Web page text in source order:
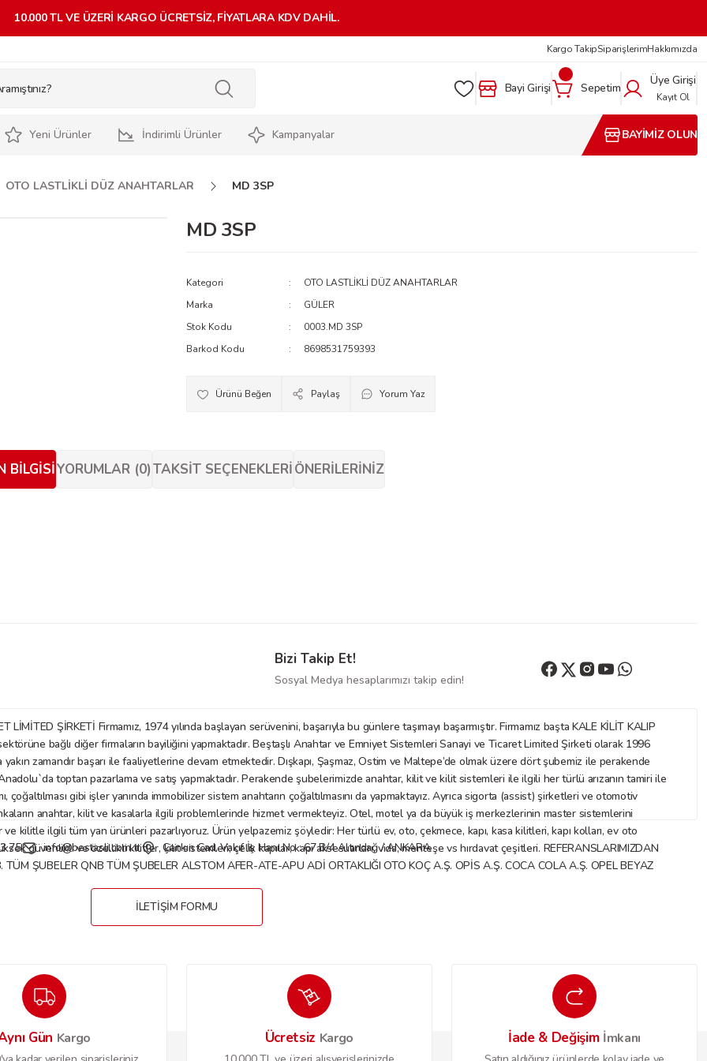
10.000 TL VE ÜZERİ KARGO ÜCRETSİZ, FİYATLARA KDV DAHİL.
Kargo TakipSiparişlerimHakkımızda
Bayi Girişi Sepetim
Üye Girişi
Kayıt Ol
Yeni Ürünler İndirimli Ürünler Kampanyalar BAYİMİZ OLUN
OTO LASTLİKLİ DÜZ ANAHTARLAR MD 3SP
MD 3SP
Kategori
OTO LASTLİKLİ DÜZ ANAHTARLAR
Marka
GÜLER
Stok Kodu
0003.MD 3SP
Barkod Kodu
8698531759393
Paylaş Yorum Yaz
BILGISIYORUMLAR (0)TAKSIT SEÇENEKLERIÖNERILERINIZ
Gönder
Bizi Takip Et!
Sosyal Medya hesaplarımızı takip edin!
ŞİRKETİ Firmamız, 1974 yılında başlayan serüvenini, başarıyla bu günlere taşımayı başarmıştır. Firmamız başta KALE KİLİT KALIP
bağlı diğer firmaların bayiliğini yapmaktadır. Beştaşlı Anahtar ve Emniyet Sistemleri Sanayi ve Ticaret Limited Şirketi olarak 1996
zamandır başarı ile faaliyetlerine devam etmektedir. Dışkapı, Şaşmaz, Ostim ve Maltepe’de olmak üzere dört şubemiz ile perakende
toptan pazarlama ve satış yapmaktadır. Perakende şubelerimizde anahtar, kilit ve kilit sistemleri ile ilgili her türlü arızanın tamiri ile
çoğaltılması gibi işler yanında immobilizer sistem anahtarın çoğaltılmasını da yapmaktayız. Ayrıca sigorta (assist) şirketleri ve otomotiv
anahtar, kilit ve kasalarla ilgili problemlerinde hizmet vermekteyiz. Otel, motel ya da büyük iş merkezlerinin master sistemlerini
kilitle ilgili tüm yan ürünleri pazarlıyoruz. Ürün yelpazemiz şöyledir: Her türlü ev, oto, çekmece, kapı, kasa kilitleri, kapı kolları, ev oto
güvenlikli ve özellikli kilitler, kilit sistemleri; çelik kapılar, kapı aksesuarları, vida, menteşe vs hırdavat çeşitleri. REFERANSLARIMIZDAN
ŞUBELER QNB TÜM ŞUBELER ALSTOM AFER-ATE-APU ADİ ORTAKLIĞI OTO KOÇ A.Ş. OPİS A.Ş. COCA COLA A.Ş. OPEL BEYAZ
75 info@bestasli.com.tr Çankırı Cad. Vakıf İş Hanı No : 67 B/4 Altındağ / ANKARA
İLETİŞİM FORMU
Gün Kargo Ücretsiz Kargo İade & Değişim İmkanı